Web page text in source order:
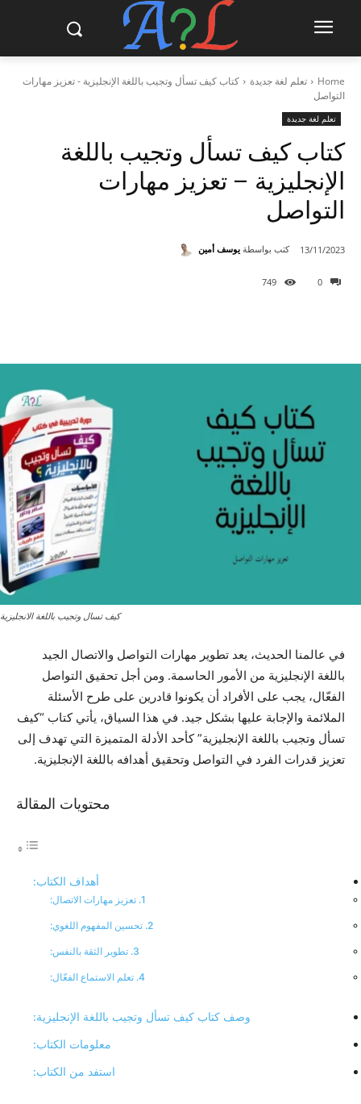
Home تعلم لغة جديدة
كتاب كيف تسأل وتجيب باللغة الإنجليزية - تعزيز مهارات
التواصل
تعلم لغة جديدة
كتاب كيف تسأل وتجيب باللغة
الإنجليزية – تعزيز مهارات
التواصل
0
749
13/11/2023 كتب بواسطة يوسف أمين
كيف تسال وتجيب باللغة الانجليزية
في عالمنا الحديث، يعد تطوير مهارات التواصل والاتصال الجيد
باللغة الإنجليزية من الأمور الحاسمة. ومن أجل تحقيق التواصل
الفعّال، يجب على الأفراد أن يكونوا قادرين على طرح الأسئلة
الملائمة والإجابة عليها بشكل جيد. في هذا السياق، يأتي كتاب “كيف
تسأل وتجيب باللغة الإنجليزية” كأحد الأدلة المتميزة التي تهدف إلى
تعزيز قدرات الفرد في التواصل وتحقيق أهدافه باللغة الإنجليزية.
محتويات المقالة
أهداف الكتاب:
1. تعزيز مهارات الاتصال:
2. تحسين المفهوم اللغوي:
3. تطوير الثقة بالنفس:
4. تعلم الاستماع الفعّال:
وصف كتاب كيف تسأل وتجيب باللغة الإنجليزية:
معلومات الكتاب:
استفد من الكتاب: